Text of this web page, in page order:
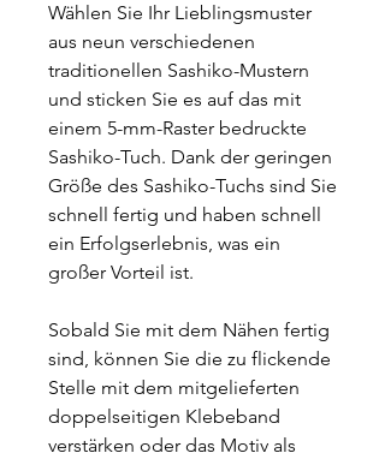
Wählen Sie Ihr Lieblingsmuster
aus neun verschiedenen
traditionellen Sashiko-Mustern
und sticken Sie es auf das mit
einem 5-mm-Raster bedruckte
Sashiko-Tuch. Dank der geringen
Größe des Sashiko-Tuchs sind Sie
schnell fertig und haben schnell
ein Erfolgserlebnis, was ein
großer Vorteil ist.
Sobald Sie mit dem Nähen fertig
sind, können Sie die zu flickende
Stelle mit dem mitgelieferten
doppelseitigen Klebeband
verstärken oder das Motiv als